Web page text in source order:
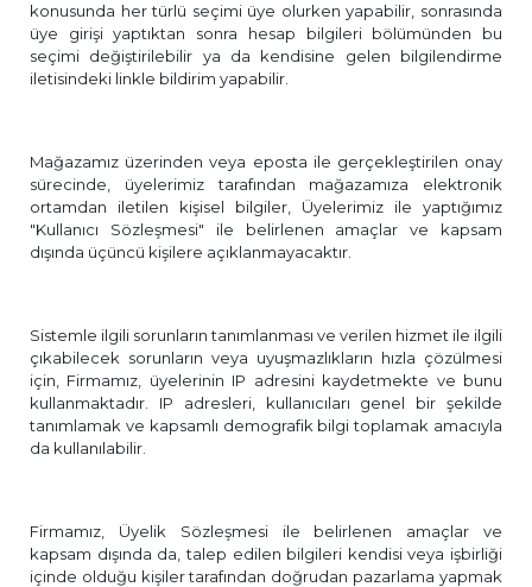
konusunda her türlü seçimi üye olurken yapabilir, sonrasında
üye girişi yaptıktan sonra hesap bilgileri bölümünden bu
seçimi değiştirilebilir ya da kendisine gelen bilgilendirme
iletisindeki linkle bildirim yapabilir.
Mağazamız üzerinden veya eposta ile gerçekleştirilen onay
sürecinde, üyelerimiz tarafından mağazamıza elektronik
ortamdan iletilen kişisel bilgiler, Üyelerimiz ile yaptığımız
"Kullanıcı Sözleşmesi" ile belirlenen amaçlar ve kapsam
dışında üçüncü kişilere açıklanmayacaktır.
Sistemle ilgili sorunların tanımlanması ve verilen hizmet ile ilgili
çıkabilecek sorunların veya uyuşmazlıkların hızla çözülmesi
için, Firmamız, üyelerinin IP adresini kaydetmekte ve bunu
kullanmaktadır. IP adresleri, kullanıcıları genel bir şekilde
tanımlamak ve kapsamlı demografik bilgi toplamak amacıyla
da kullanılabilir.
Firmamız, Üyelik Sözleşmesi ile belirlenen amaçlar ve
kapsam dışında da, talep edilen bilgileri kendisi veya işbirliği
içinde olduğu kişiler tarafından doğrudan pazarlama yapmak